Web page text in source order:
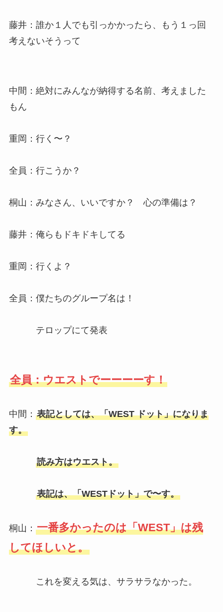
藤井：誰か１人でも引っかかったら、もう１っ回
考えないそうって
中間：絶対にみんなが納得する名前、考えました
もん
重岡：行く〜？
全員：行こうか？
桐山：みなさん、いいですか？ 心の準備は？
藤井：俺らもドキドキしてる
重岡：行くよ？
全員：僕たちのグループ名は！
テロップにて発表
全員：ウエストでーーーーす！
中間： 表記としては、「WEST ドット」になりま
す。
読み方はウエスト。
表記は、「WESTドット」で〜す。
桐山： 一番多かったのは「WEST」は残
してほしいと。
これを変える気は、サラサラなかった。